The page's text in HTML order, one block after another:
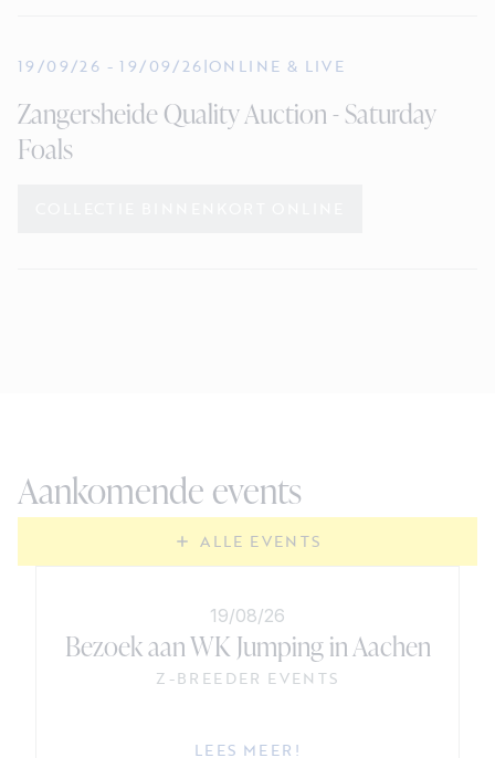
19/09/26 -19/09/26|ONLINE & LIVE
Zangersheide Quality Auction - Saturday
Foals
Aankomende events
ALLE EVENTS
19/08/26
Bezoek aan WK Jumping in Aachen
Z-BREEDER EVENTS
LEES MEER!